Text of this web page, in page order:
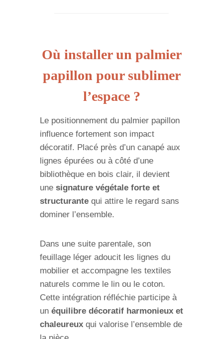
Où installer un palmier
papillon pour sublimer
l’espace ?
Le positionnement du palmier papillon
influence fortement son impact
décoratif. Placé près d’un canapé aux
lignes épurées ou à côté d’une
bibliothèque en bois clair, il devient
une signature végétale forte et
structurante qui attire le regard sans
dominer l’ensemble.
Dans une suite parentale, son
feuillage léger adoucit les lignes du
mobilier et accompagne les textiles
naturels comme le lin ou le coton.
Cette intégration réfléchie participe à
un équilibre décoratif harmonieux et
chaleureux qui valorise l’ensemble de